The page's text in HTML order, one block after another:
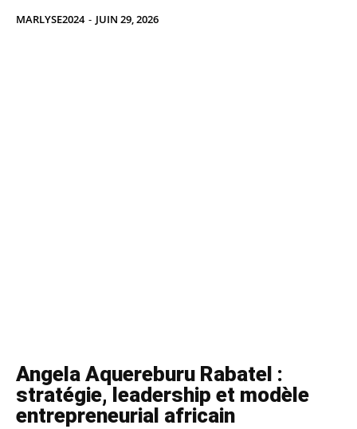
MARLYSE2024 - JUIN 29, 2026
Angela Aquereburu Rabatel :
stratégie, leadership et modèle
entrepreneurial africain